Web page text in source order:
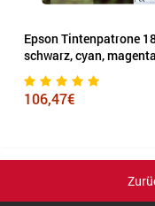
Epson Tintenpatrone
schwarz, cyan,
106,47€